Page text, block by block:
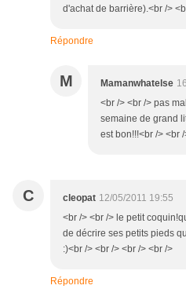
d'achat de barrière).<br />
Répondre
M Mamanwhatelse
<br /> <br /> pas
semaine de grand
est bon!!!<br /> <br
C cleopat 12/05/2011 19:55
<br /> <br /> le petit
de décrire ses petits pieds
:)<br /> <br /> <br /> <br />
Répondre